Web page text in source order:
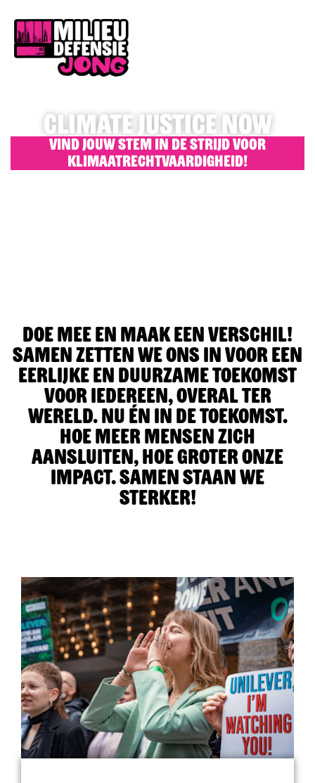
Events
Artikelen
Over Ons
CLIMATE JUSTICE NOW
Vind jouw stem in de strijd voor
klimaatrechtvaardigheid!
Doe mee en maak een verschil!
Samen zetten we ons in voor een
eerlijke en duurzame toekomst
voor iedereen, overal ter
wereld. Nu én in de toekomst.
Hoe meer mensen zich
aansluiten, hoe groter onze
impact. Samen staan we
sterker!